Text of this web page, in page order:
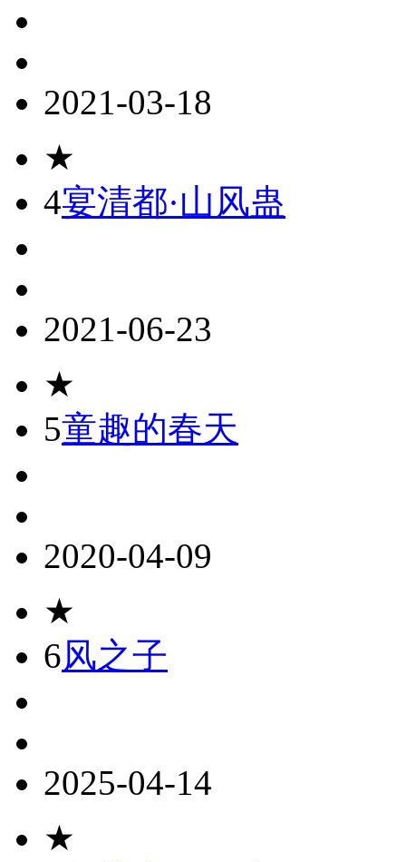
2021-03-18
★
4宴清都·山风蛊
2021-06-23
★
5童趣的春天
2020-04-09
★
6风之子
2025-04-14
★